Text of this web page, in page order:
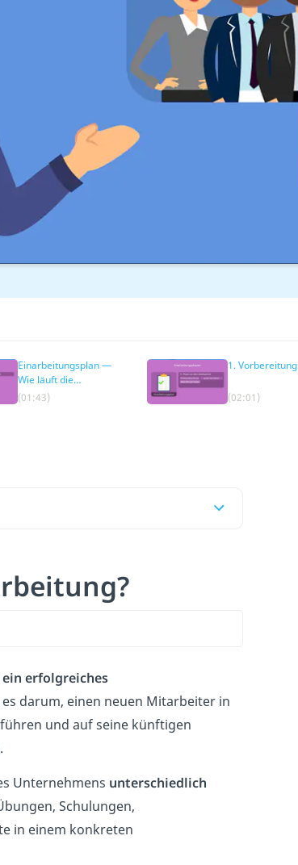
Einarbeitungsplan —
Wie läuft die
Einarbeitung ab?
(01:43)
1. Vorbereitung
(02:01)
erfolgreiches
es darum, einen neuen Mitarbeiter in
und auf seine künftigen
Unternehmens unterschiedlich
Schulungen,
in einem konkreten